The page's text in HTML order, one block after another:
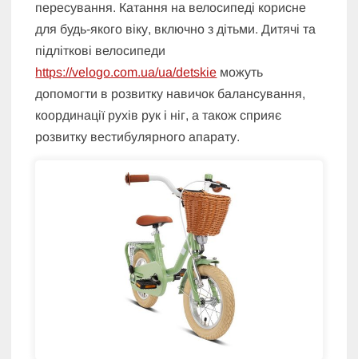
пересування. Катання на велосипеді корисне
для будь-якого віку, включно з дітьми. Дитячі та
підліткові велосипеди
https://velogo.com.ua/ua/detskie можуть
допомогти в розвитку навичок балансування,
координації рухів рук і ніг, а також сприяє
розвитку вестибулярного апарату.